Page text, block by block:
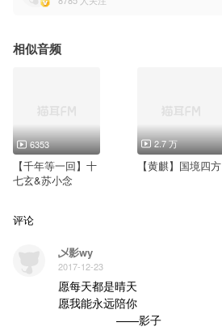
海报：小锦
PV：麻薯映像
【鸡】万水千山愿漂泊
梦里寻过不识我
【蛇】众生相何其多
怕是借来都寂寞
【龙】侠魂也慷慨 提剑欲战三界外
得与失 生与死 盛名不过谁狭隘
【羊】沧海桑田拈花过
叹那 聚散荣枯 独我难消磨
【鼠】妙手空空何诱惑
原来 嫉妒更赤裸
【兔】色香迷艳几分错
裙下愚臣情脉脉
相似音频
6353
【千年等一回】十
七玄&苏小念
2.7 万
【黄麒】国境四方
评论
乄影wy
2017-12-23
愿每天都是晴天
愿我能永远陪你
                  ——影子